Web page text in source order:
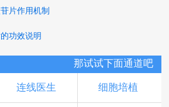
片作用机制
功效说明
那试试下面通道吧
连线医生 细胞培植